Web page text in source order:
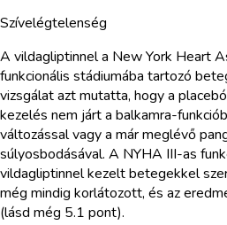
Szívelégtelenség
A vildagliptinnel a New York Heart
funkcionális stádiumába tartozó
vizsgálat azt mutatta, hogy a
kezelés nem járt a balkamra-
változással vagy a már meglévő
súlyosbodásával. A NYHA III-as
vildagliptinnel kezelt betegekkel
még mindig korlátozott, és az
(lásd még 5.1 pont).